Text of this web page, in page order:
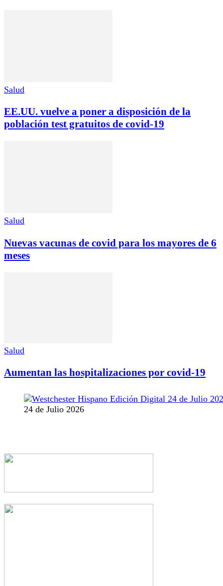
Salud
EE.UU. vuelve a poner a disposición de la
población test gratuitos de covid-19
Salud
Nuevas vacunas de covid para los mayores de 6
meses
Salud
Aumentan las hospitalizaciones por covid-19
24 de Julio 2026